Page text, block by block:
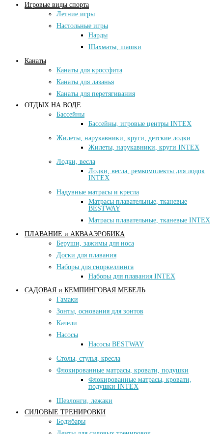
Игровые виды спорта
Летние игры
Настольные игры
Нарды
Шахматы, шашки
Канаты
Канаты для кроссфита
Канаты для лазанья
Канаты для перетягивания
ОТДЫХ НА ВОДЕ
Баcсейны
Бассейны, игровые центры INTEX
Жилеты, нарукавники, круги, детские лодки
Жилеты, нарукавники, круги INTEX
Лодки, весла
Лодки, весла, ремкомплекты для лодок
INTEX
Надувные матрасы и кресла
Матраcы плавательные, тканевые
BESTWAY
Матраcы плавательные, тканевые INTEX
ПЛАВАНИЕ и АКВААЭРОБИКА
Беруши, зажимы для носа
Доски для плавания
Наборы для сноркеллинга
Наборы для плавания INTEX
САДОВАЯ и КЕМПИНГОВАЯ МЕБЕЛЬ
Гамаки
Зонты, основания для зонтов
Качели
Насосы
Насосы BESTWAY
Столы, стулья, кресла
Флокированные матрасы, кровати, подушки
Флокированные матрасы, кровати,
подушки INTEX
Шезлонги, лежаки
СИЛОВЫЕ ТРЕНИРОВКИ
Бодибары